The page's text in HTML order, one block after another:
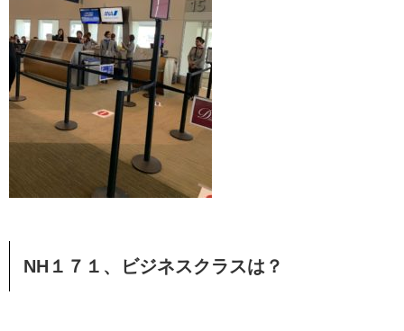
NH１７１、ビジネスクラスは？